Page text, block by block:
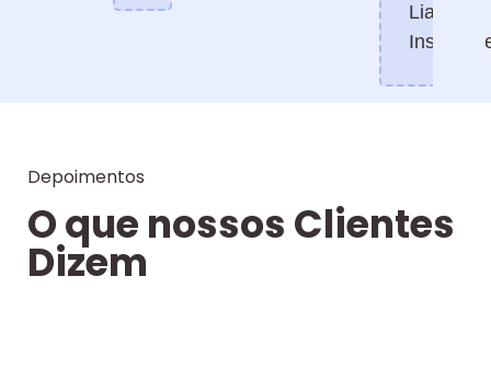
Liability
Depoimentos
O que nossos Clientes
Dizem